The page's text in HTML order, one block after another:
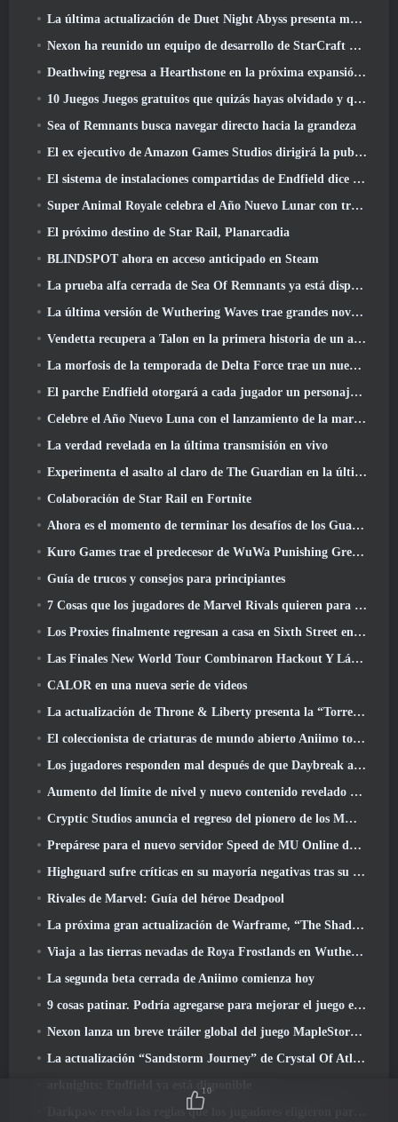
La última actualización de Duet Night Abyss presenta monturas
Nexon ha reunido un equipo de desarrollo de StarCraft Shooter según un informe de un medio coreano
Deathwing regresa a Hearthstone en la próxima expansión de Cataclysm
10 Juegos Juegos gratuitos que quizás hayas olvidado y que participan en el PvP Fest de Steam
Sea of ​​Remnants busca navegar directo hacia la grandeza
El ex ejecutivo de Amazon Games Studios dirigirá la publicación occidental de Aion 2
El sistema de instalaciones compartidas de Endfield dice sobre los jugadores
Super Animal Royale celebra el Año Nuevo Lunar con tres semanas de eventos de Super Horse
El próximo destino de Star Rail, Planarcadia
BLINDSPOT ahora en acceso anticipado en Steam
La prueba alfa cerrada de Sea Of Remnants ya está disponible
La última versión de Wuthering Waves trae grandes novedades y cambios en la calidad de vida
Vendetta recupera a Talon en la primera historia de un año de duración en Overwatch (Sin "2", Blizzard está dejando eso)
La morfosis de la temporada de Delta Force trae un nuevo mapa, Modos, Y mejoras solicitadas por los jugadores
El parche Endfield otorgará a cada jugador un personaje gratuito de seis estrellas de su elección
Celebre el Año Nuevo Luna con el lanzamiento de la maravilla invernal de Palia: Actualización de Año Nuevo de Riffrocin
La verdad revelada en la última transmisión en vivo
Experimenta el asalto al claro de The Guardian en la última actualización de Guild Wars 2 que comienza hoy
Colaboración de Star Rail en Fortnite
Ahora es el momento de terminar los desafíos de los Guardianes de la Llama en Path Of Exile durante Legacy Of Phrecia
Kuro Games trae el predecesor de WuWa Punishing Grey Raven a Steam
Guía de trucos y consejos para principiantes
7 Cosas que los jugadores de Marvel Rivals quieren para el juego 2026
Los Proxies finalmente regresan a casa en Sixth Street en la versión de Zenless Zone Zero 2.6 Actualizar
Las Finales New World Tour Combinaron Hackout Y Láseres Orbitales
CALOR en una nueva serie de videos
La actualización de Throne & Liberty presenta la “Torre de la codicia” generada aleatoriamente
El coleccionista de criaturas de mundo abierto Aniimo toca las notas correctas
Los jugadores responden mal después de que Daybreak anunciara planes para saltarse las hojas de ruta de EverQuest y EQ2
Aumento del límite de nivel y nuevo contenido revelado en Phantasy Star Online 2: Corriente de onda titular de NGS
Cryptic Studios anuncia el regreso del pionero de los MMO Jack Emmert como director ejecutivo
Prepárese para el nuevo servidor Speed ​​de MU Online durante el evento previo
Highguard sufre críticas en su mayoría negativas tras su lanzamiento
Rivales de Marvel: Guía del héroe Deadpool
La próxima gran actualización de Warframe, “The Shadowgrapher” llegará en marzo
Viaja a las tierras nevadas de Roya Frostlands en Wuthering Waves Próxima versión 3.1
La segunda beta cerrada de Aniimo comienza hoy
9 cosas patinar. Podría agregarse para mejorar el juego en 2026
Nexon lanza un breve tráiler global del juego MapleStory Classic World
La actualización “Sandstorm Journey” de Crystal Of Atlan eleva el límite de nivel a 70
arknights: Endfield ya está disponible
Darkpaw revela las reglas que los jugadores eligieron para el próximo servidor Frostreaver de EverQuest
10